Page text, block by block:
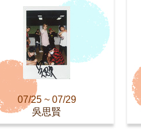
07/25 ~ 07/29
吳思賢